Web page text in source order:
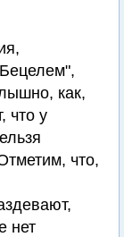
как,
что у
что,
нет